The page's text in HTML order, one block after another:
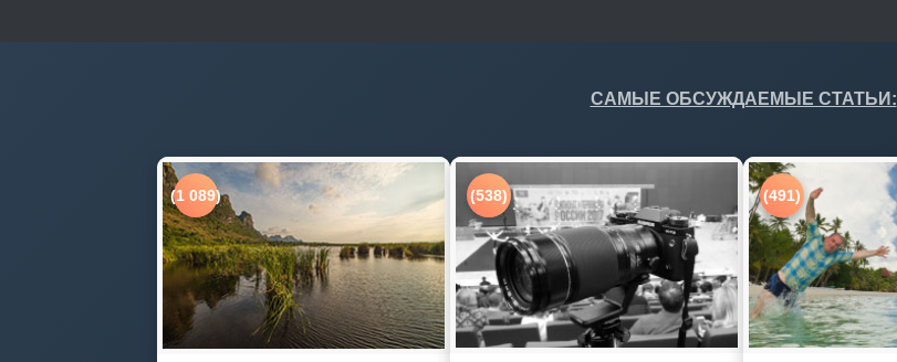
САМЫЕ ОБСУЖДАЕМЫЕ СТАТЬИ:
(1 089) (538) (491)